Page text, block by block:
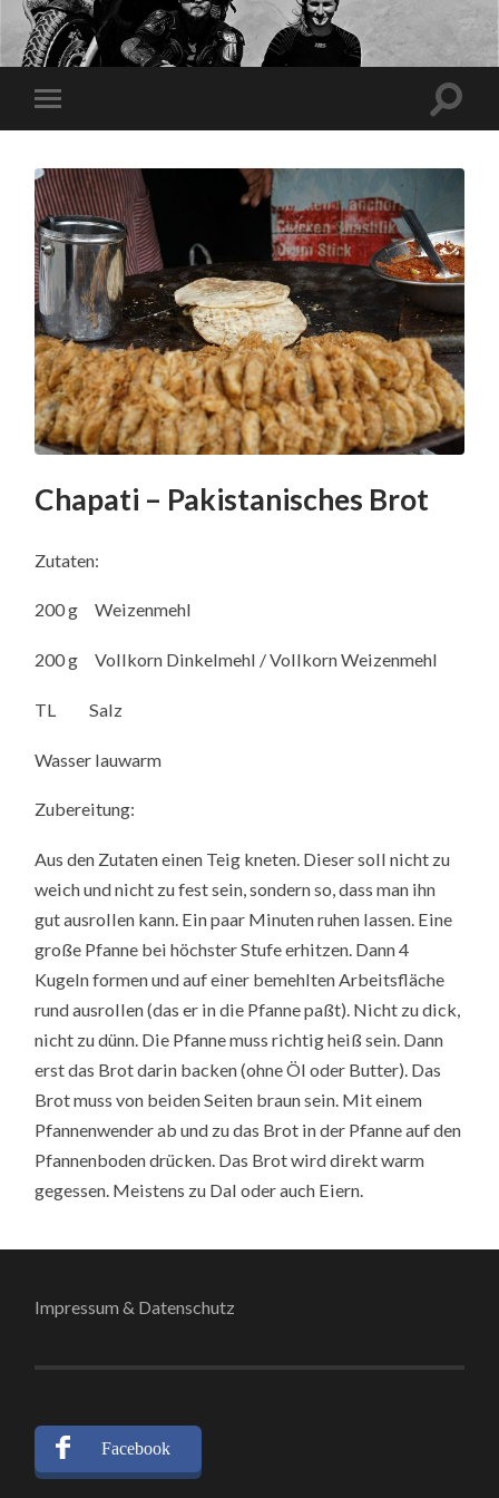
Chapati – Pakistanisches Brot
Zutaten:
200 g Weizenmehl
200 g Vollkorn Dinkelmehl / Vollkorn Weizenmehl
TL Salz
Wasser lauwarm
Zubereitung:
Aus den Zutaten einen Teig kneten. Dieser soll nicht zu
weich und nicht zu fest sein, sondern so, dass man ihn
gut ausrollen kann. Ein paar Minuten ruhen lassen. Eine
große Pfanne bei höchster Stufe erhitzen. Dann 4
Kugeln formen und auf einer bemehlten Arbeitsfläche
rund ausrollen (das er in die Pfanne paßt). Nicht zu dick,
nicht zu dünn. Die Pfanne muss richtig heiß sein. Dann
erst das Brot darin backen (ohne Öl oder Butter). Das
Brot muss von beiden Seiten braun sein. Mit einem
Pfannenwender ab und zu das Brot in der Pfanne auf den
Pfannenboden drücken. Das Brot wird direkt warm
gegessen. Meistens zu Dal oder auch Eiern.
Impressum & Datenschutz
Facebook